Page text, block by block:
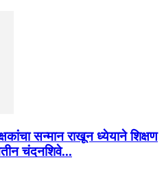
सन्मान राखून ध्येयाने शिक्षण
चंदनशिवे...